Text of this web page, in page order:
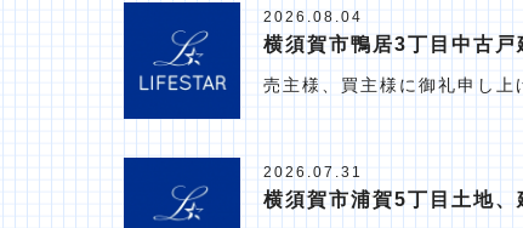
2026.08.04
横須賀市鴨居3丁目中古戸
売主様、買主様に御礼申し上
2026.07.31
横須賀市浦賀5丁目土地、